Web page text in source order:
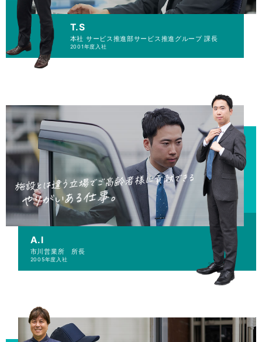
T.S
本社 サービス推進部サービス推進グループ 課長
2001年度入社
A.I
市川営業所 所長
2005年度入社